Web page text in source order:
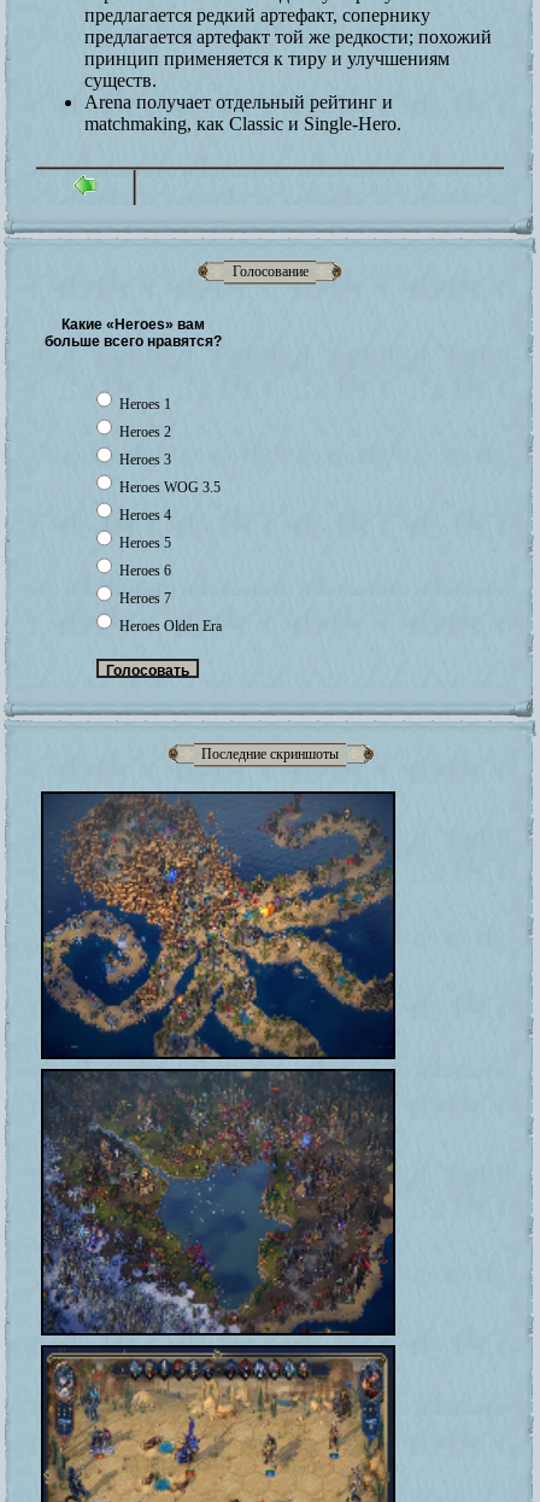
Голосование
Какие «Heroes» вам
больше всего нравятся?
Heroes 1
Heroes 2
Heroes 3
Heroes WOG 3.5
Heroes 4
Heroes 5
Heroes 6
Heroes 7
Heroes Olden Era
Последние скриншоты
предлагается редкий артефакт, сопернику
предлагается артефакт той же редкости; похожий
принцип применяется к тиру и улучшениям
существ.
Arena получает отдельный рейтинг и
matchmaking, как Classic и Single-Hero.